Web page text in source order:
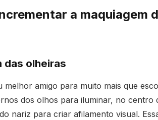
a maquiagem
das olheiras
amigo para muito mais que
dos olhos para iluminar, no centro
nariz para criar afilamento visual.